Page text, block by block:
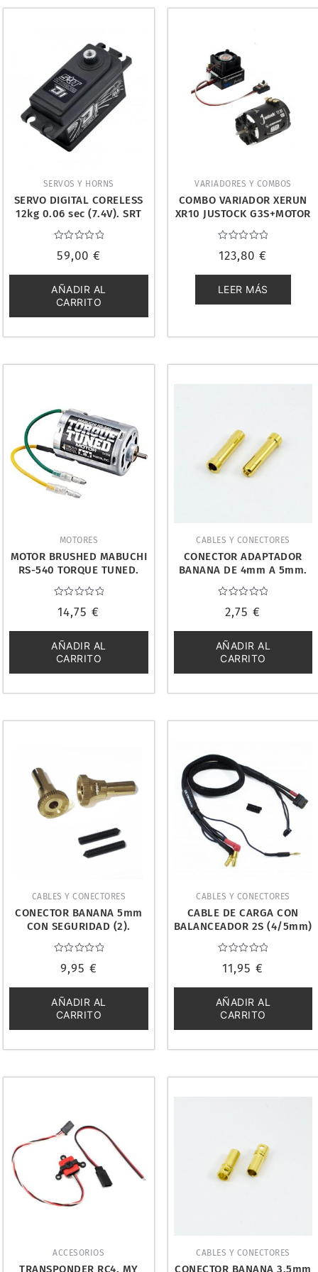
SERVOS Y HORNS
SERVO DIGITAL CORELESS
12kg 0.06 sec (7.4V). SRT
CH6012
con
de
5
59,00 €
AÑADIR AL
CARRITO
VARIADORES Y COMBOS
COMBO VARIADOR XERUN
XR10 JUSTOCK G3S+MOTOR
17.5T JUSTOCK 1/10.
HOBBYWING 380203
con
de
5
123,80€
LEER MÁS
MOTORES
MOTOR BRUSHED MABUCHI
RS-540 TORQUE TUNED.
TAMIYA 54358
con
de
5
14,75€
AÑADIR AL
CARRITO
CABLES Y CONECTORES
CONECTOR ADAPTADOR
BANANA DE 4mm A 5mm.
ULTIMATE UR46111
con
de
5
2,75€
AÑADIR AL
CARRITO
CABLES Y CONECTORES
CONECTOR BANANA 5mm
CON SEGURIDAD (2).
ULTIMATE UR46144
con
de
5
9,95 €
AÑADIR AL
CARRITO
CABLES Y CONECTORES
CABLE DE CARGA CON
BALANCEADOR 2S (4/5mm)
XT60(30cm). ULTIMATE
UR46503-XT
con
de
5
11,95€
AÑADIR AL
CARRITO
ACCESORIOS CABLES Y CONECTORES